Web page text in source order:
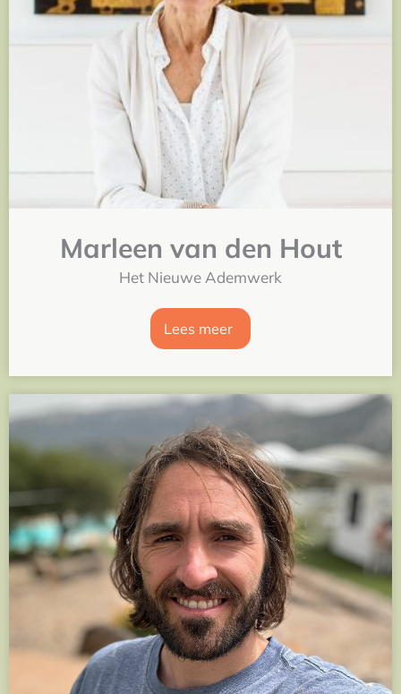
Marleen van den Hout
Het Nieuwe Ademwerk
Lees meer